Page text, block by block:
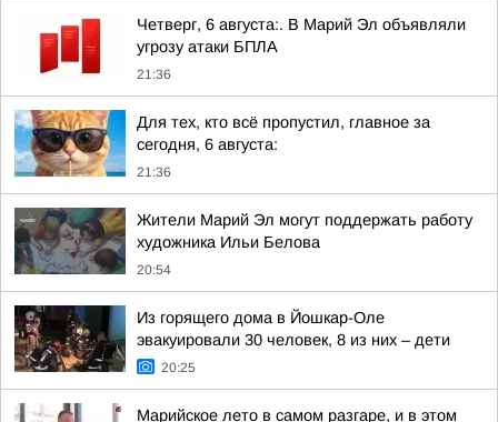
Четверг, 6 августа:. В Марий Эл объявляли
угрозу атаки БПЛА
21:36
Для тех, кто всё пропустил, главное за
сегодня, 6 августа:
21:36
Жители Марий Эл могут поддержать работу
художника Ильи Белова
20:54
Из горящего дома в Йошкар-Оле
эвакуировали 30 человек, 8 из них – дети
20:25
Марийское лето в самом разгаре, и в этом